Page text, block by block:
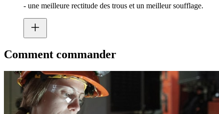
- une meilleure rectitude des trous et un meilleur soufflage.
Comment commander